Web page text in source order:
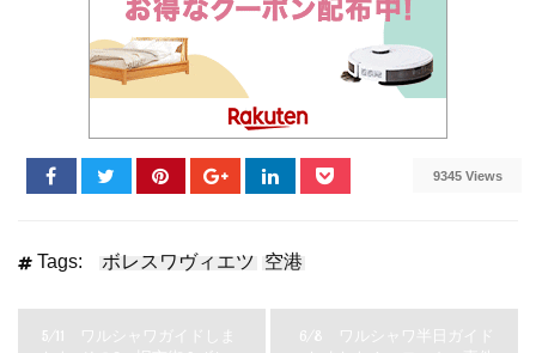
9345 Views
Tags: ボレスワヴィエツ 空港
5/11 ワルシャワガイドしま
6/8 ワルシャワ半日ガイド